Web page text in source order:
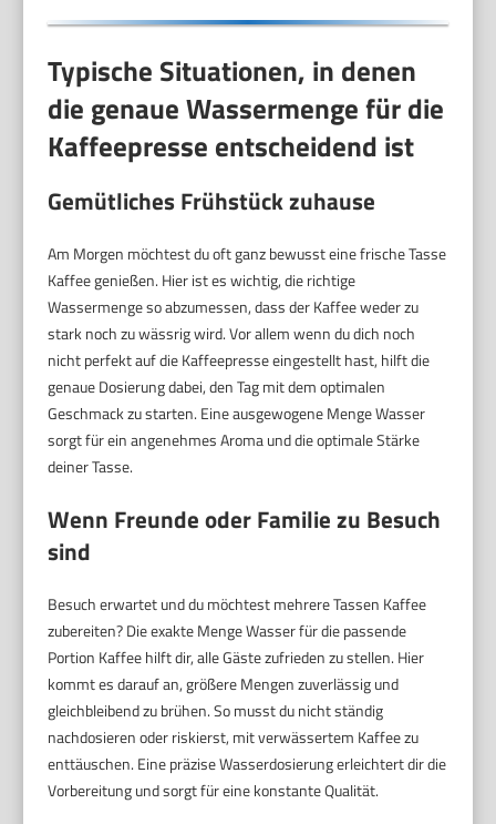
Typische Situationen, in denen
die genaue Wassermenge für die
Kaffeepresse entscheidend ist
Gemütliches Frühstück zuhause
Am Morgen möchtest du oft ganz bewusst eine frische Tasse
Kaffee genießen. Hier ist es wichtig, die richtige
Wassermenge so abzumessen, dass der Kaffee weder zu
stark noch zu wässrig wird. Vor allem wenn du dich noch
nicht perfekt auf die Kaffeepresse eingestellt hast, hilft die
genaue Dosierung dabei, den Tag mit dem optimalen
Geschmack zu starten. Eine ausgewogene Menge Wasser
sorgt für ein angenehmes Aroma und die optimale Stärke
deiner Tasse.
Wenn Freunde oder Familie zu Besuch
sind
Besuch erwartet und du möchtest mehrere Tassen Kaffee
zubereiten? Die exakte Menge Wasser für die passende
Portion Kaffee hilft dir, alle Gäste zufrieden zu stellen. Hier
kommt es darauf an, größere Mengen zuverlässig und
gleichbleibend zu brühen. So musst du nicht ständig
nachdosieren oder riskierst, mit verwässertem Kaffee zu
enttäuschen. Eine präzise Wasserdosierung erleichtert dir die
Vorbereitung und sorgt für eine konstante Qualität.